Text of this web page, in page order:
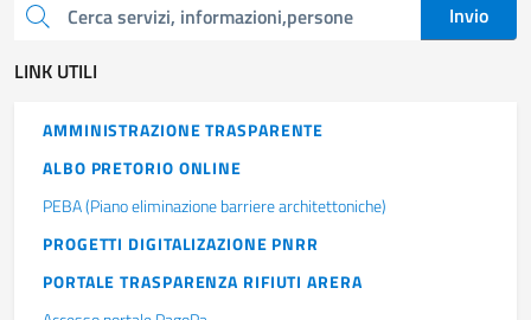
Cerca una parola chiave
Invio
LINK UTILI
AMMINISTRAZIONE TRASPARENTE
ALBO PRETORIO ONLINE
PEBA (Piano eliminazione barriere architettoniche)
PROGETTI DIGITALIZAZIONE PNRR
PORTALE TRASPARENZA RIFIUTI ARERA